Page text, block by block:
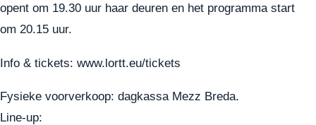
opent om 19.30 uur haar deuren en het programma start
om 20.15 uur.
Info & tickets: www.lortt.eu/tickets
Fysieke voorverkoop: dagkassa Mezz Breda.
Line-up: